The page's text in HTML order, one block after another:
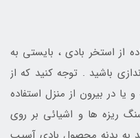
از استخر بادی ، بایستی به
باشید . توجه کنید که از
در بیرون از منزل استفاده
ریزه ها و اشیائی بر روی